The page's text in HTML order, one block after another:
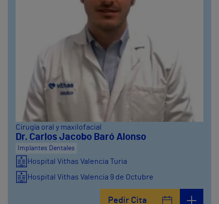
Cirugía oral y maxilofacial
Dr. Carlos Jacobo Baró Alonso
Implantes Dentales
Hospital Vithas Valencia Turia
Hospital Vithas Valencia 9 de Octubre
Pedir Cita